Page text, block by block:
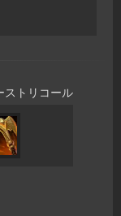
ストリコール